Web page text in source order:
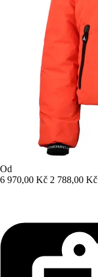
Od
6 970,00 Kč 2 788,00 Kč